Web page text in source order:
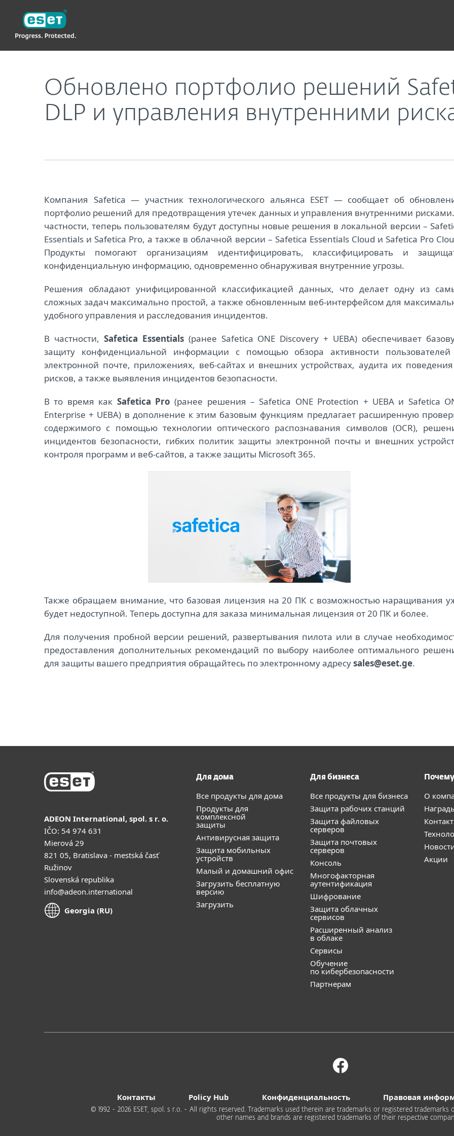
Обновлено портфолио решений
DLP и управления внутренними
Компания Safetica — участник технологического альянса ESET — сообщает об
портфолио решений для предотвращения утечек данных и управления внутренними
частности, теперь пользователям будут доступны новые решения в локальной версии –
Essentials и Safetica Pro, а также в облачной версии – Safetica Essentials Сloud и Safetica Pro
Продукты помогают организациям идентифицировать, классифицировать и
конфиденциальную информацию, одновременно обнаруживая внутренние угрозы.
Решения обладают унифицированной классификацией данных, что делает одну из
сложных задач максимально простой, а также обновленным веб-интерфейсом для
удобного управления и расследования инцидентов.
В частности, Safetica Essentials(ранее Safetica ONE Discovery + UEBA) обеспечивает
защиту конфиденциальной информации с помощью обзора активности
электронной почте, приложениях, веб-сайтах и внешних устройствах, аудита их
рисков, а также выявления инцидентов безопасности.
В то время как Safetica Pro (ранее решения – Safetica ONE Protection + UEBA и Safetica
Enterprise + UEBA) в дополнение к этим базовым функциям предлагает расширенную
содержимого с помощью технологии оптического распознавания символов (OCR),
инцидентов безопасности, гибких политик защиты электронной почты и внешних
контроля программ и веб-сайтов, а также защиты Microsoft 365.
Также обращаем внимание, что базовая лицензия на 20 ПК с возможностью наращивания
будет недоступной. Теперь доступна для заказа минимальная лицензия от 20 ПК и более.
Для получения пробной версии решений, развертывания пилота или в случае
предоставления дополнительных рекомендаций по выбору наиболее оптимального
для защиты вашего предприятия обращайтесь по электронному адресуsales@eset.ge.
Обновлено портфолио решений Safetica: сочетание DLP и управления внутренними рисками
ESET
ADEON International, spol. s r. o.
IČO: 54 974 631
Mierová 29
821 05, Bratislava - mestská časť
Ružinov
Slovenská republika
info@adeon.international
Georgia (RU)
Для дома
Все продукты для дома
Продукты для
комплексной
защиты
Антивирусная защита
Защита мобильных
устройств
Малый и домашний офис
Загрузить бесплатную
версию
Загрузить
Для бизнеса
Все продукты для бизнеса
Защита рабочих станций
Защита файловых
серверов
Защита почтовых
серверов
Консоль
Многофакторная
аутентификация
Шифрование
Защита облачных
сервисов
Расширенный анализ
в облаке
Сервисы
Обучение
по кибербезопасности
Партнерам
Почему
О
Акции
Контакты Policy Hub Конфиденциальность Правовая
© 1992 - 2026 ESET, spol. s r.o. - All rights reserved. Trademarks used therein are trademarks or registered trademarks
other names and brands are registered trademarks of their respective